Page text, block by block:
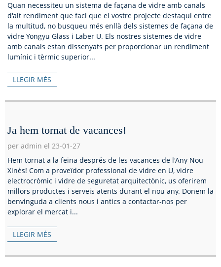
Quan necessiteu un sistema de façana de vidre amb canals
d'alt rendiment que faci que el vostre projecte destaqui entre
la multitud, no busqueu més enllà dels sistemes de façana de
vidre Yongyu Glass i Laber U. Els nostres sistemes de vidre
amb canals estan dissenyats per proporcionar un rendiment
lumínic i tèrmic superior...
LLEGIR MÉS
Ja hem tornat de vacances!
per admin el 23-01-27
Hem tornat a la feina després de les vacances de l'Any Nou
Xinès! Com a proveïdor professional de vidre en U, vidre
electrocròmic i vidre de seguretat arquitectònic, us oferirem
millors productes i serveis atents durant el nou any. Donem la
benvinguda a clients nous i antics a contactar-nos per
explorar el mercat i...
LLEGIR MÉS